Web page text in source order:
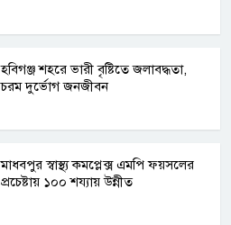
হবিগঞ্জ শহরে ভারী বৃষ্টিতে জলাবদ্ধতা,
চরম দুর্ভোগ জনজীবন
মাধবপুর স্বাস্থ্য কমপ্লেক্স এমপি ফয়সলের
প্রচেষ্টায় ১০০ শয্যায় উন্নীত